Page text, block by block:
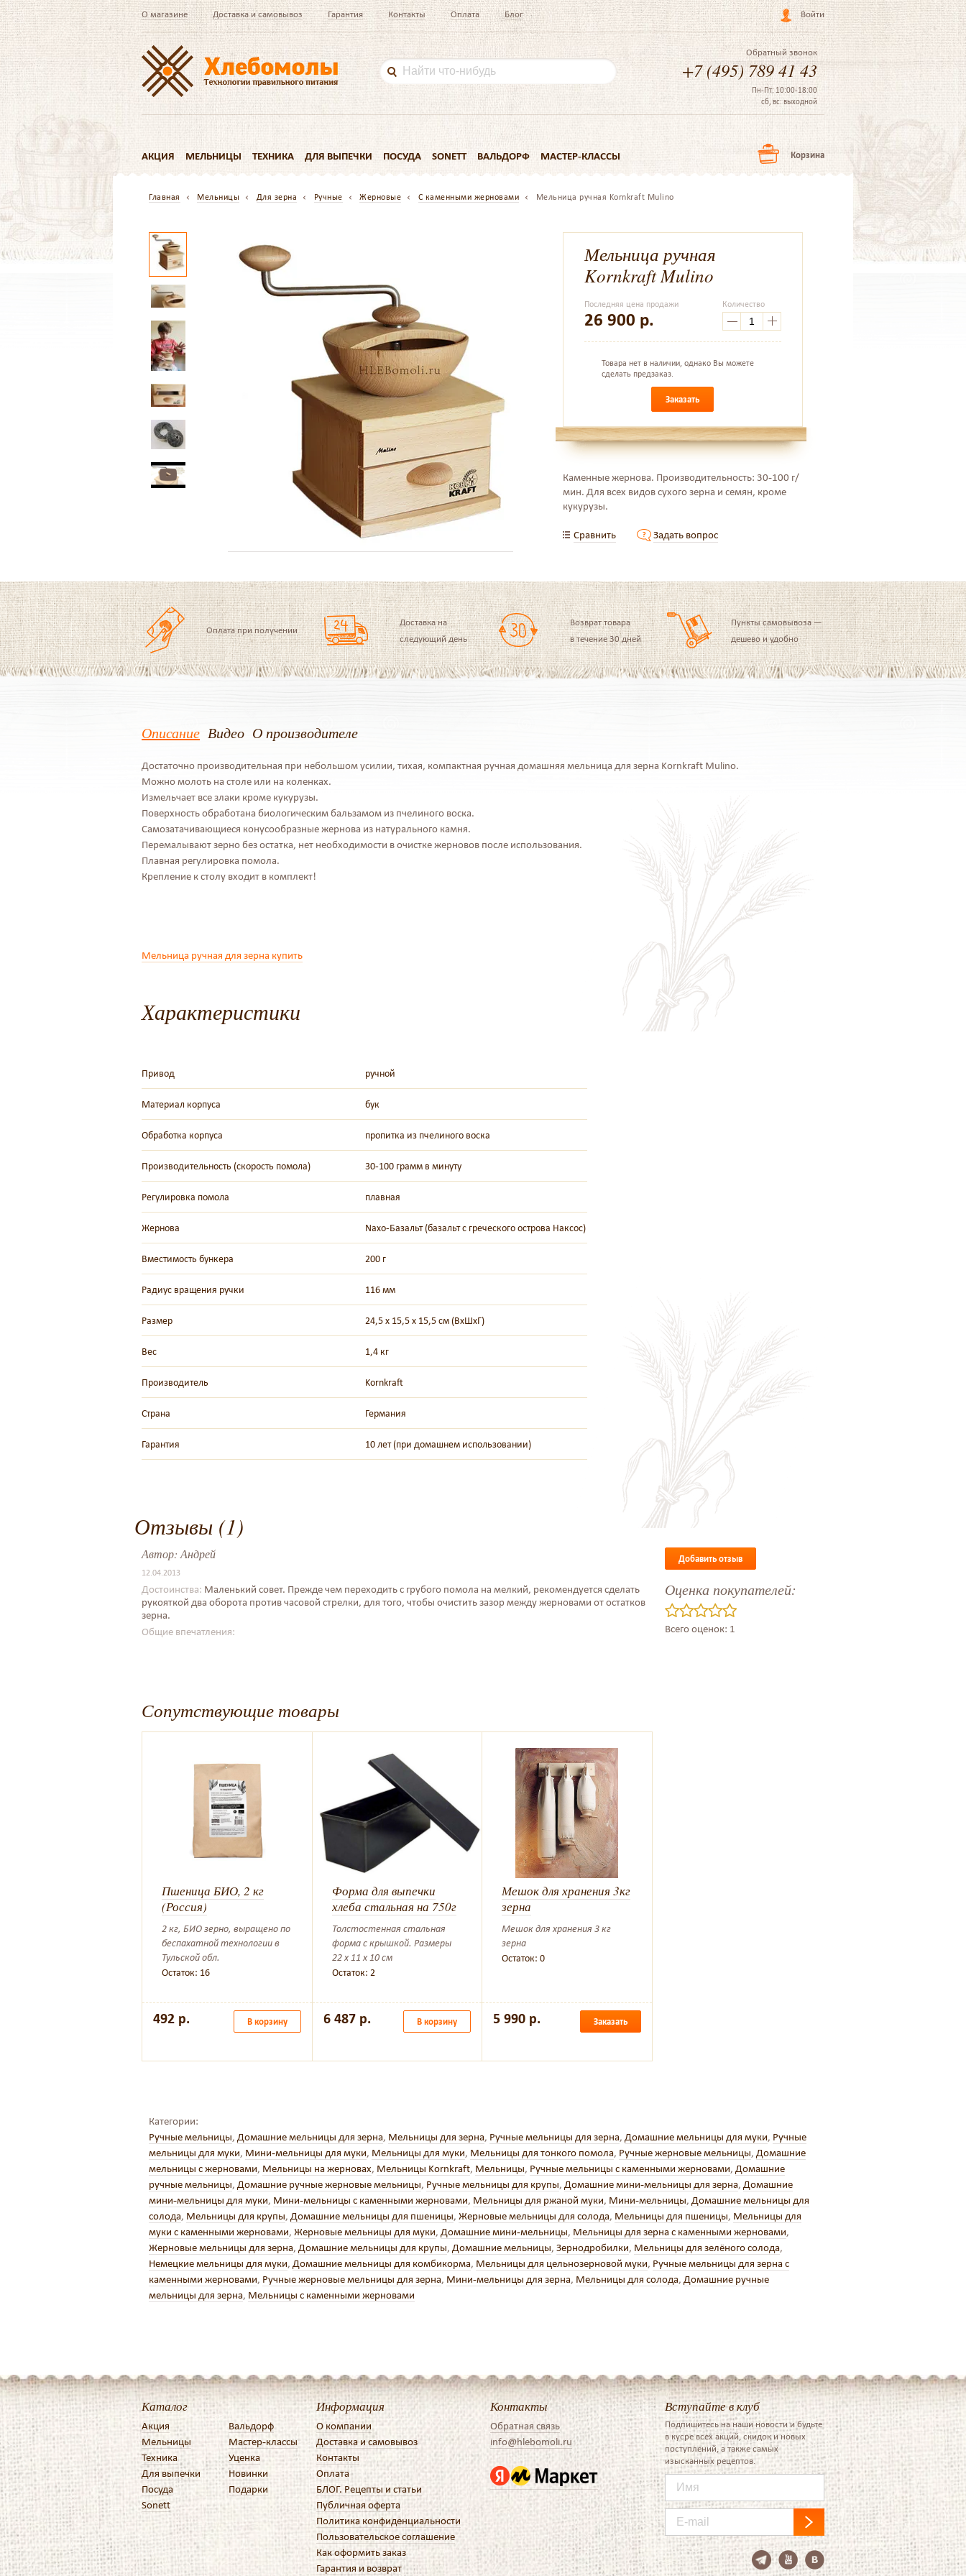
О магазине Доставка и самовывоз Гарантия Контакты Оплата Блог Войти
Обратный звонок
+7 (495) 789 41 43
Пн-Пт: 10:00-18:00
сб, вс: выходной
АКЦИЯ МЕЛЬНИЦЫ ТЕХНИКА ДЛЯ ВЫПЕЧКИ ПОСУДА SONETT ВАЛЬДОРФ МАСТЕР-КЛАССЫ Корзина
Главная Мельницы Для зерна Ручные Жерновые С каменными жерновами Мельница ручная Kornkraft Mulino
Мельница ручная
Kornkraft Mulino
Последняя цена продажи
26 900 р.
Количество
Товара нет в наличии, однако Вы можете
сделать предзаказ.
Заказать
Каменные жернова. Производительность: 30-100 г/
мин. Для всех видов сухого зерна и семян, кроме
кукурузы.
Сравнить Задать вопрос
Оплата при получении
Доставка на
следующий день
Возврат товара
в течение 30 дней
Пункты самовывоза —
дешево и удобно
Описание Видео О производителе
Достаточно производительная при небольшом усилии, тихая, компактная ручная домашняя мельница для зерна Kornkraft Mulino.
Можно молоть на столе или на коленках.
Измельчает все злаки кроме кукурузы.
Поверхность обработана биологическим бальзамом из пчелиного воска.
Самозатачивающиеся конусообразные жернова из натурального камня.
Перемалывают зерно без остатка, нет необходимости в очистке жерновов после использования.
Плавная регулировка помола.
Крепление к столу входит в комплект!
Мельница ручная для зерна купить
Характеристики
Привод ручной
Материал корпуса бук
Обработка корпуса пропитка из пчелиного воска
Производительность (скорость помола) 30-100 грамм в минуту
Регулировка помола плавная
Жернова Naxo-Базальт (базальт с греческого острова Наксос)
Вместимость бункера 200 г
Радиус вращения ручки 116 мм
Размер 24,5 х 15,5 х 15,5 см (ВxШxГ)
Вес 1,4 кг
Производитель Kornkraft
Страна Германия
Гарантия 10 лет (при домашнем использовании)
Отзывы (1)
Автор: Андрей
12.04.2013
Достоинства: Маленький совет. Прежде чем переходить с грубого помола на мелкий, рекомендуется сделать
рукояткой два оборота против часовой стрелки, для того, чтобы очистить зазор между жерновами от остатков
зерна.
Общие впечатления:
Добавить отзыв
Оценка покупателей:
Всего оценок: 1
Сопутствующие товары
Пшеница БИО, 2 кг
(Россия)
2 кг, БИО зерно, выращено по
беспахатной технологии в
Тульской обл.
Остаток: 16
492 р. В корзину
Форма для выпечки
хлеба стальная на 750г
Толстостенная стальная
форма с крышкой. Размеры
22 x 11 x 10 см
Остаток: 2
6 487 р. В корзину
Мешок для хранения 3кг
зерна
Мешок для хранения 3 кг
зерна
Остаток: 0
5 990 р. Заказать
Категории:
Ручные мельницы, Домашние мельницы для зерна, Мельницы для зерна, Ручные мельницы для зерна, Домашние мельницы для муки, Ручные
мельницы для муки, Мини-мельницы для муки, Мельницы для муки, Мельницы для тонкого помола, Ручные жерновые мельницы, Домашние
мельницы с жерновами, Мельницы на жерновах, Мельницы Kornkraft, Мельницы, Ручные мельницы с каменными жерновами, Домашние
ручные мельницы, Домашние ручные жерновые мельницы, Ручные мельницы для крупы, Домашние мини-мельницы для зерна, Домашние
мини-мельницы для муки, Мини-мельницы с каменными жерновами, Мельницы для ржаной муки, Мини-мельницы, Домашние мельницы для
солода, Мельницы для крупы, Домашние мельницы для пшеницы, Жерновые мельницы для солода, Мельницы для пшеницы, Мельницы для
муки с каменными жерновами, Жерновые мельницы для муки, Домашние мини-мельницы, Мельницы для зерна с каменными жерновами,
Жерновые мельницы для зерна, Домашние мельницы для крупы, Домашние мельницы, Зернодробилки, Мельницы для зелёного солода,
Немецкие мельницы для муки, Домашние мельницы для комбикорма, Мельницы для цельнозерновой муки, Ручные мельницы для зерна с
каменными жерновами, Ручные жерновые мельницы для зерна, Мини-мельницы для зерна, Мельницы для солода, Домашние ручные
мельницы для зерна, Мельницы с каменными жерновами
Каталог
Акция
Мельницы
Техника
Для выпечки
Посуда
Sonett
Вальдорф
Мастер-классы
Уценка
Новинки
Подарки
Информация
О компании
Доставка и самовывоз
Контакты
Оплата
БЛОГ. Рецепты и статьи
Публичная оферта
Политика конфиденциальности
Пользовательское соглашение
Как оформить заказ
Гарантия и возврат
Контакты
Обратная связь
info@hlebomoli.ru
Вступайте в клуб
Подпишитесь на наши новости и будьте
в кусре всех акций, скидок и новых
поступлений, а также самых
изысканных рецептов.